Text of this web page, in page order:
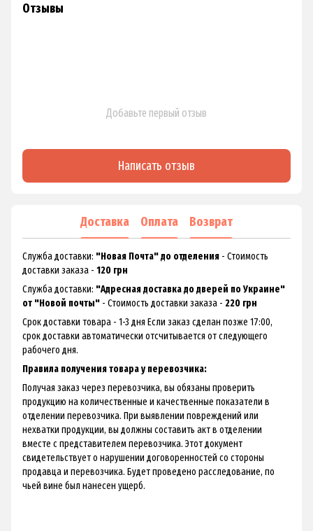
Отзывы
Добавьте первый отзыв
Написать отзыв
Доставка Оплата Возврат
Служба доставки: "Новая Почта" до отделения - Стоимость
доставки заказа - 120 грн
Служба доставки: "Адресная доставка до дверей по Украине"
от "Новой почты" - Стоимость доставки заказа - 220 грн
Срок доставки товара - 1-3 дня Если заказ сделан позже 17:00,
срок доставки автоматически отсчитывается от следующего
рабочего дня.
Правила получения товара у перевозчика:
Получая заказ через перевозчика, вы обязаны проверить
продукцию на количественные и качественные показатели в
отделении перевозчика. При выявлении повреждений или
нехватки продукции, вы должны составить акт в отделении
вместе с представителем перевозчика. Этот документ
свидетельствует о нарушении договоренностей со стороны
продавца и перевозчика. Будет проведено расследование, по
чьей вине был нанесен ущерб.